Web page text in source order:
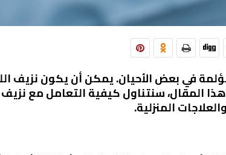
في بعض الأحيان. يمكن أن يكون نزيف
المقال، سنتناول كيفية التعامل مع
المنزلية.